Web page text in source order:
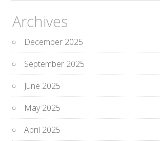
Archives
December 2025
September 2025
June 2025
May 2025
April 2025